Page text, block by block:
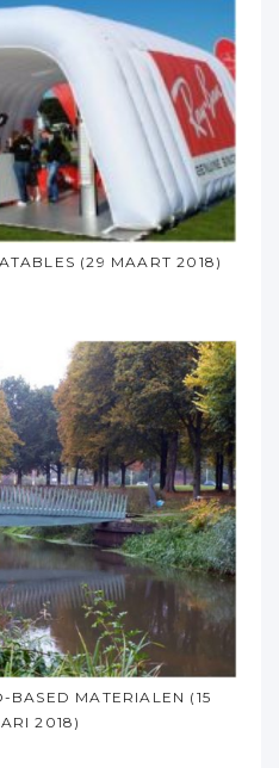
(29 MAART 2018)
BASED MATERIALEN (15
2018)